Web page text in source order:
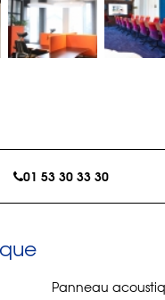
01 53 30 33 30
Panneau